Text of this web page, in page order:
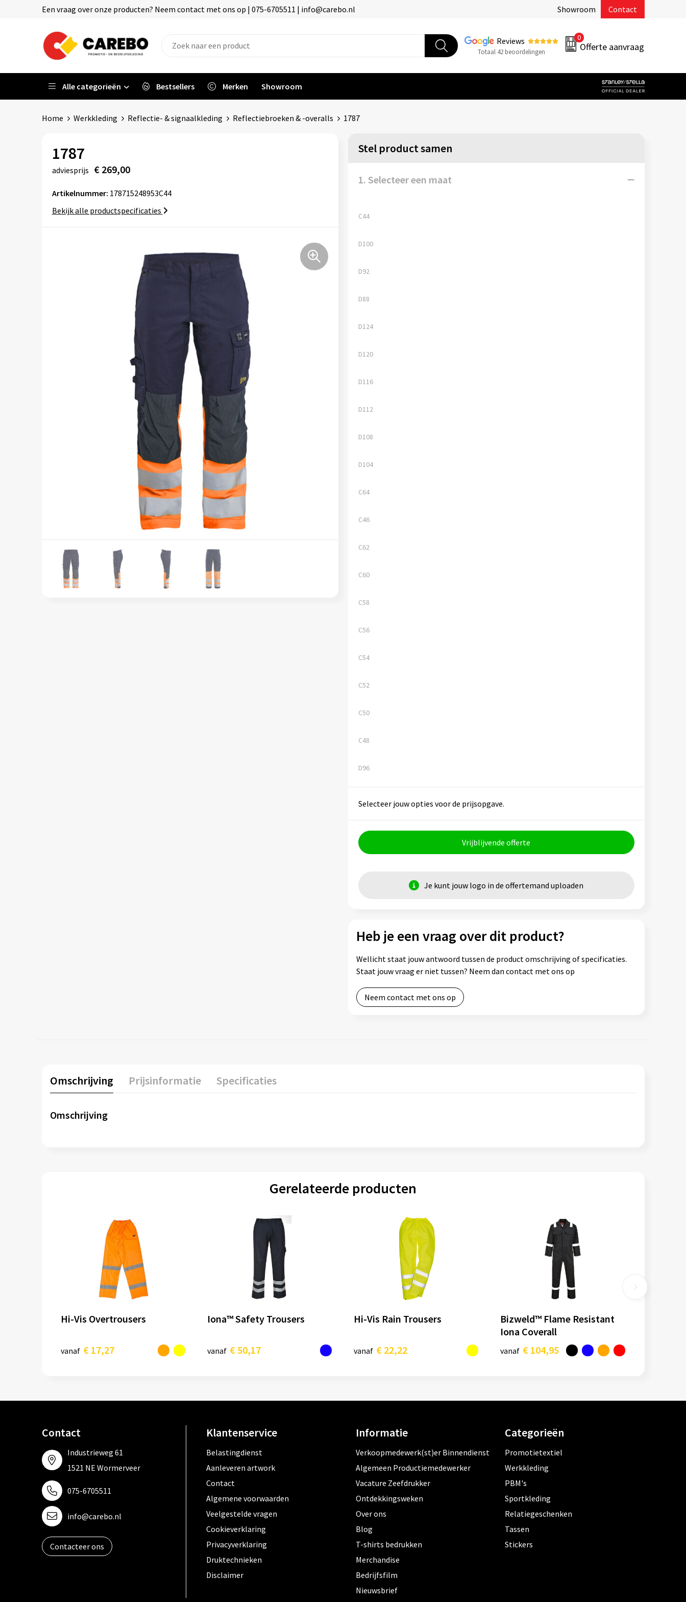
Een vraag over onze producten? Neem contact met ons op | 075-6705511 | info@carebo.nl Showroom Contact
Reviews
Totaal 42 beoordelingen
0
Offerte aanvraag
Alle categorieën Bestsellers Merken Showroom
Home Werkkleding Reflectie- & signaalkleding Reflectiebroeken & -overalls 1787
1787
adviesprijs € 269,00
Artikelnummer: 178715248953C44
Bekijk alle productspecificaties
Stel product samen
1. Selecteer een maat
C44
D100
D92
D88
D124
D120
D116
D112
D108
D104
C64
C46
C62
C60
C58
C56
C54
C52
C50
C48
D96
Selecteer jouw opties voor de prijsopgave.
Vrijblijvende offerte
Je kunt jouw logo in de offertemand uploaden
Heb je een vraag over dit product?
Wellicht staat jouw antwoord tussen de product omschrijving of specificaties.
Staat jouw vraag er niet tussen? Neem dan contact met ons op
Neem contact met ons op
Omschrijving Prijsinformatie Specificaties
Omschrijving
Gerelateerde producten
Hi-Vis Overtrousers
vanaf € 17,27
Iona™ Safety Trousers
vanaf € 50,17
Hi-Vis Rain Trousers
vanaf € 22,22
Bizweld™ Flame Resistant
Iona Coverall
vanaf € 104,95
Contact
Industrieweg 61
1521 NE Wormerveer
075-6705511
info@carebo.nl
Contacteer ons
Klantenservice
Belastingdienst
Aanleveren artwork
Contact
Algemene voorwaarden
Veelgestelde vragen
Cookieverklaring
Privacyverklaring
Druktechnieken
Disclaimer
Informatie
Verkoopmedewerk(st)er Binnendienst
Algemeen Productiemedewerker
Vacature Zeefdrukker
Ontdekkingsweken
Over ons
Blog
T-shirts bedrukken
Merchandise
Bedrijfsfilm
Nieuwsbrief
Categorieën
Promotietextiel
Werkkleding
PBM's
Sportkleding
Relatiegeschenken
Tassen
Stickers